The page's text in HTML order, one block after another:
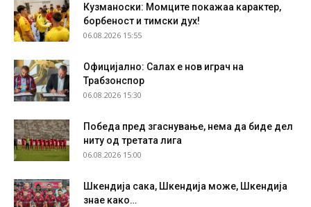
Кузманоски: Момците покажаа карактер,
борбеност и тимски дух!
06.08.2026 15:55
Официјално: Салах е нов играч на
Трабзонспор
06.08.2026 15:30
Победа пред згаснување, нема да биде дел
ниту од третата лига
06.08.2026 15:00
Шкендија сака, Шкендија може, Шкендија
знае како…